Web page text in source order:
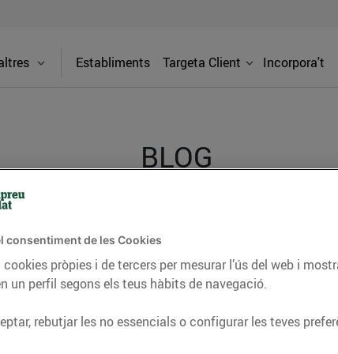
Establiments Targeta Client Incorpora't
BLOG
consells nutricionals, informació
CONSELLS I HÀBITS SALUDABLES ENERGIA
consentiment de les Cookies
pròpies i de tercers per mesurar l’ús del web i
un perfil segons els teus hàbits de navegació.
rebutjar les no essencials o configurar les teves